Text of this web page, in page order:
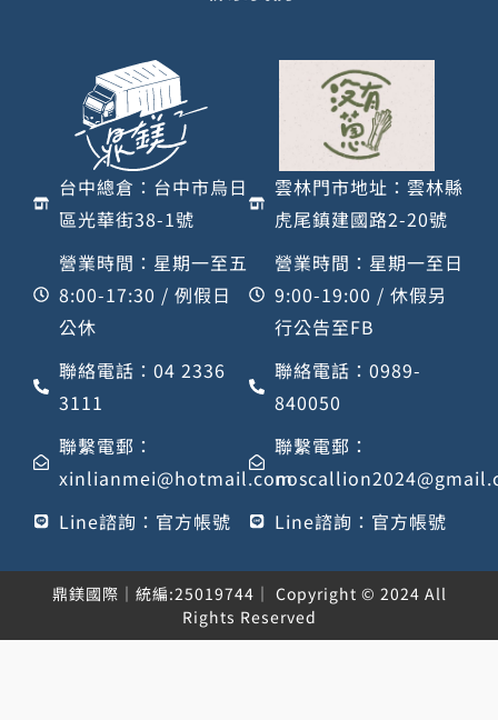
台中總倉：台中市烏日
區光華街38-1號
營業時間：星期一至五
8:00-17:30 / 例假日
公休
聯絡電話：04 2336
3111
聯繫電郵：
xinlianmei@hotmail.com
Line諮詢：官方帳號
雲林門市地址：雲林縣
虎尾鎮建國路2-20號
營業時間：星期一至日
9:00-19:00 / 休假另
行公告至FB
聯絡電話：0989-
840050
聯繫電郵：
Line諮詢：官方帳號
鼎鎂國際｜統編:25019744｜ Copyright © 2024 All
Rights Reserved